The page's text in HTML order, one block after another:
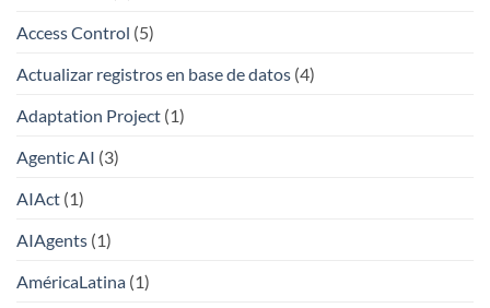
Access Control (5)
Actualizar registros en base de datos (4)
Adaptation Project (1)
Agentic AI (3)
AIAct (1)
AIAgents (1)
AméricaLatina (1)